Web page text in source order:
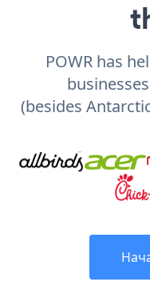
POWR has
(besides